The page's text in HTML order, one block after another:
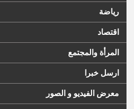
رياضة
اقتصاد
المرأة والمجتمع
ارسل خبرا
معرض الفيديو و الصور